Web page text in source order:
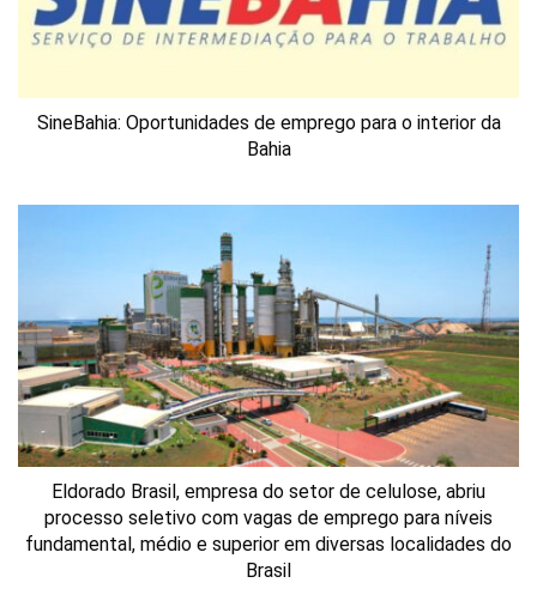
SineBahia: Oportunidades de emprego para o interior da
Bahia
Eldorado Brasil, empresa do setor de celulose, abriu
processo seletivo com vagas de emprego para níveis
fundamental, médio e superior em diversas localidades do
Brasil